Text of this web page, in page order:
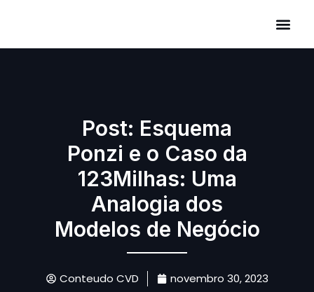
Post: Esquema
Ponzi e o Caso da
123Milhas: Uma
Analogia dos
Modelos de Negócio
Conteudo CVD novembro 30, 2023